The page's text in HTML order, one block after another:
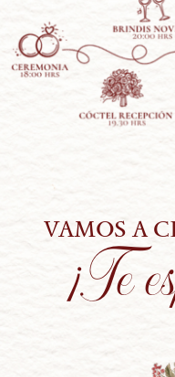
VAMOS A
¡Te